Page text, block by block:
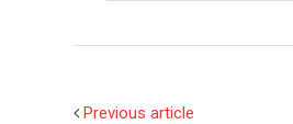
Previous article